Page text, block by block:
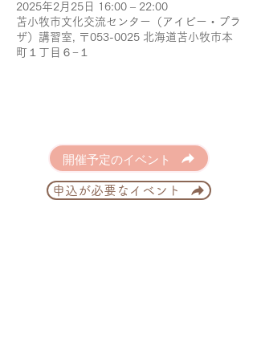
2025年2月25日 16:00 – 22:00
苫小牧市文化交流センター（アイビー・プラ
ザ）講習室, 〒053-0025 北海道苫小牧市本
町１丁目６−１
開催予定のイベント
申込が必要なイベント